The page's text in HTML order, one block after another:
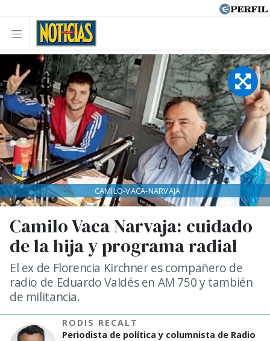
Camilo Vaca Narvaja: cuidado
de la hija y programa radial
El ex de Florencia Kirchner es compañero de
radio de Eduardo Valdés en AM 750 y también
de militancia.
RODIS RECALT
Periodista de política y columnista de Radio
CAMILO-VACA-NARVAJA